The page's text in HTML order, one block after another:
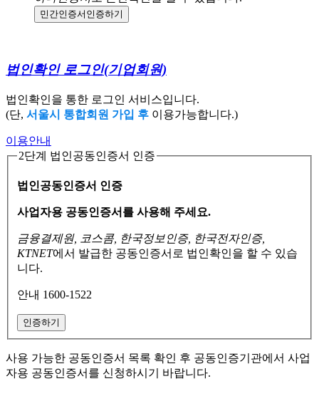
민간인증서 인증하기
법인확인 로그인(기업회원)
법인확인을 통한 로그인 서비스입니다.
(단, 서울시 통합회원 가입 후 이용가능합니다.)
이용안내
2단계 법인공동인증서 인증
법인공동인증서 인증
사업자용 공동인증서를 사용해 주세요.
금융결제원, 코스콤, 한국정보인증, 한국전자인증,
KTNET에서 발급한 공동인증서로 법인확인을 할 수 있습
니다.
안내 1600-1522
인증하기
사용 가능한 공동인증서 목록 확인 후 공동인증기관에서 사업
자용 공동인증서를 신청하시기 바랍니다.